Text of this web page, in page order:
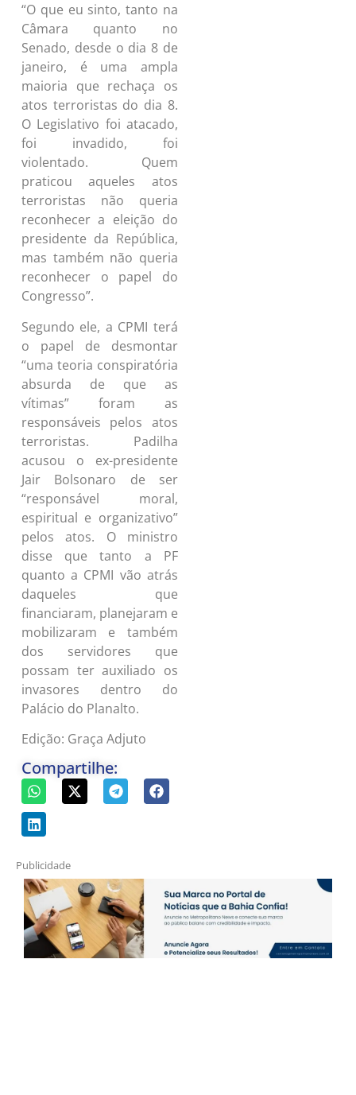
“O que eu sinto, tanto na
Câmara quanto no
Senado, desde o dia 8 de
janeiro, é uma ampla
maioria que rechaça os
atos terroristas do dia 8.
O Legislativo foi atacado,
foi invadido, foi
violentado. Quem
praticou aqueles atos
terroristas não queria
reconhecer a eleição do
presidente da República,
mas também não queria
reconhecer o papel do
Congresso”.
Segundo ele, a CPMI terá
o papel de desmontar
“uma teoria conspiratória
absurda de que as
vítimas” foram as
responsáveis pelos atos
terroristas. Padilha
acusou o ex-presidente
Jair Bolsonaro de ser
“responsável moral,
espiritual e organizativo”
pelos atos. O ministro
disse que tanto a PF
quanto a CPMI vão atrás
daqueles que
financiaram, planejaram e
mobilizaram e também
dos servidores que
possam ter auxiliado os
invasores dentro do
Palácio do Planalto.
Edição: Graça Adjuto
Compartilhe:
Publicidade